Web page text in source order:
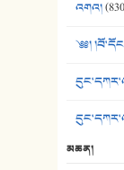
འགའ།
༄༅།
མཆན།